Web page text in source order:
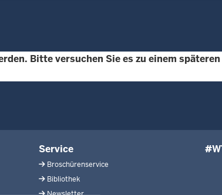
Bitte versuchen Sie es zu einem
Service
Broschürenservice
Bibliothek